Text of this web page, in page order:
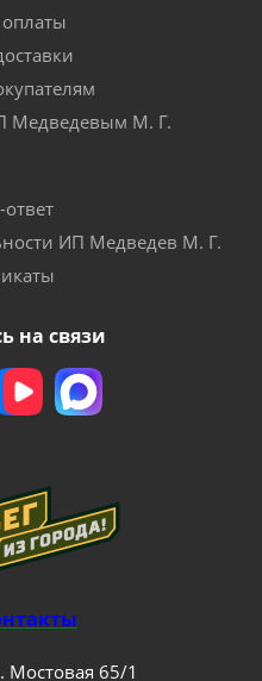
Медведевым М. Г.
ИП Медведев М. Г.
на связи
Мостовая 65/1